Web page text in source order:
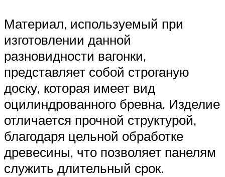
Материал, используемый при
изготовлении данной
разновидности вагонки,
представляет собой строганую
доску, которая имеет вид
оцилиндрованного бревна. Изделие
отличается прочной структурой,
благодаря цельной обработке
древесины, что позволяет панелям
служить длительный срок.